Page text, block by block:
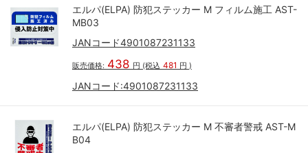
エルパ(ELPA) 防犯ステッカー M フィルム施工 AST-
MB03
JANコード4901087231133
販売価格: 438 円 (税込 481 円 )
JANコード:4901087231133
エルパ(ELPA) 防犯ステッカー M 不審者警戒 AST-M
B04